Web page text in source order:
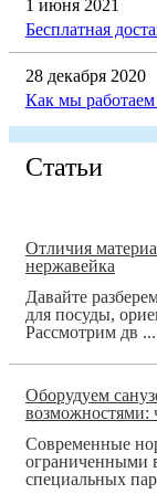
1 июня 2021
Бесплатная
28 декабря 2020
Как мы
Статьи
Отличия
нержавейка
Давайте
для посуды,
Рассмотрим дв ...
Оборудуем
возможностями:
Современные
ограниченными
специальных